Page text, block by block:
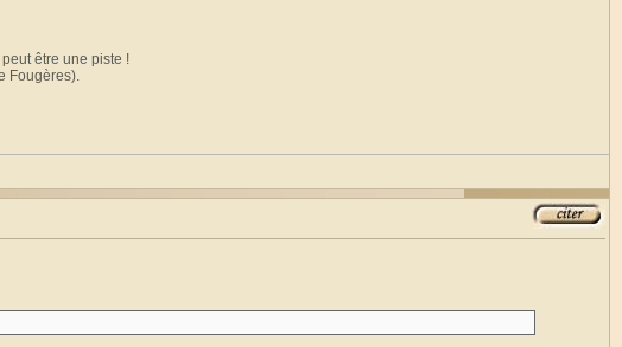
être une piste !
Fougères).